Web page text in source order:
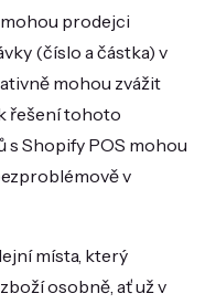
prodejci
(číslo a částka) v
mohou zvážit
řešení tohoto
s Shopify POS mohou
v
místa, který
osobně, ať už v